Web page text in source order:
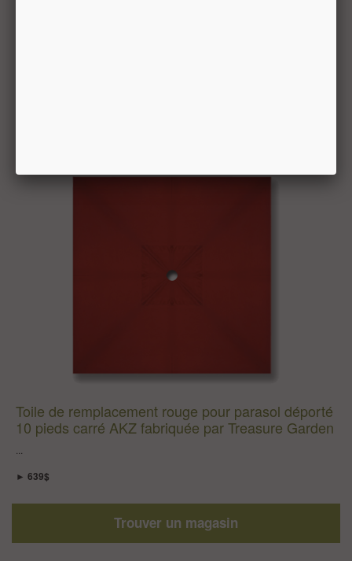
Toile de remplacement rouge pour parasol déporté
10 pieds carré AKZ fabriquée par Treasure Garden
► 639$
Trouver un magasin